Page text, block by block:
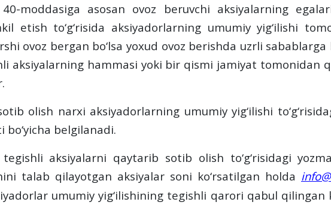
40-moddasiga asosan ovoz beruvchi aksiyalarning
etish to‘g‘risida aksiyadorlarning umumiy yig‘ilishi
ovoz bergan bo‘lsa yoxud ovoz berishda uzrli
aksiyalarning hammasi yoki bir qismi jamiyat tomonidan
olish narxi aksiyadorlarning umumiy yig‘ilishi
belgilanadi.
tegishli aksiyalarni qaytarib sotib olish to‘g‘risidagi
talab qilayotgan aksiyalar soni ko‘rsatilgan holda
umumiy yig‘ilishining tegishli qarori qabul qilingan